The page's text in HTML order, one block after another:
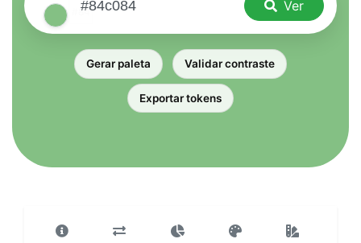
Ver
Gerar paleta Validar contraste
Exportar tokens